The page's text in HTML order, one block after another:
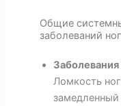
Общие
заболеваний
Ломкость